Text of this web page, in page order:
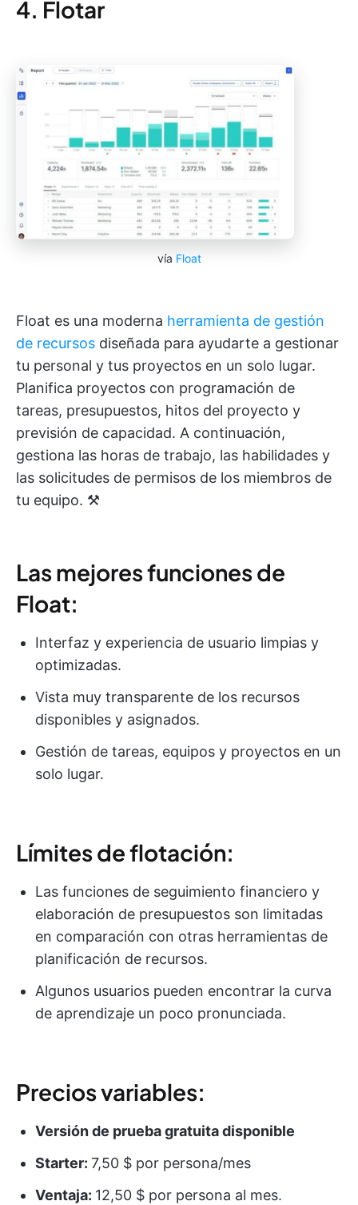
4. Flotar
vía Float
Float es una moderna herramienta de gestión
de recursos diseñada para ayudarte a gestionar
tu personal y tus proyectos en un solo lugar.
Planifica proyectos con programación de
tareas, presupuestos, hitos del proyecto y
previsión de capacidad. A continuación,
gestiona las horas de trabajo, las habilidades y
las solicitudes de permisos de los miembros de
tu equipo. ⚒️
Las mejores funciones de
Float:
Interfaz y experiencia de usuario limpias y
optimizadas.
Vista muy transparente de los recursos
disponibles y asignados.
Gestión de tareas, equipos y proyectos en un
solo lugar.
Límites de flotación:
Las funciones de seguimiento financiero y
elaboración de presupuestos son limitadas
en comparación con otras herramientas de
planificación de recursos.
Algunos usuarios pueden encontrar la curva
de aprendizaje un poco pronunciada.
Precios variables:
Versión de prueba gratuita disponible
Starter: 7,50 $ por persona/mes
Ventaja: 12,50 $ por persona al mes.